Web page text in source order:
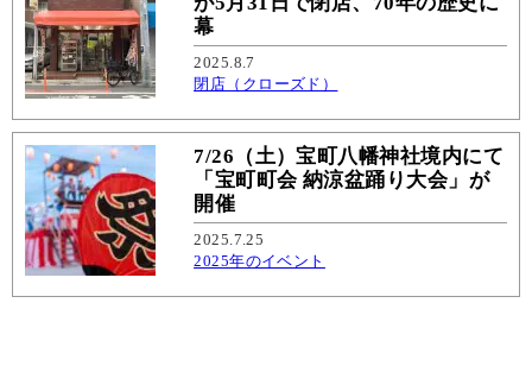
幕
2025.8.7
閉店（クローズド）
7/26（土）宝町八幡神社境内にて
「宝町町会 納涼盆踊り大会」が
開催
2025.7.25
2025年のイベント